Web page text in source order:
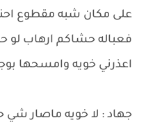
على مكان شبه مقطوع
فعباله حشاكم ارهاب لو
اعذرني خويه وامسحها
جهاد : لا خويه ماصار شي